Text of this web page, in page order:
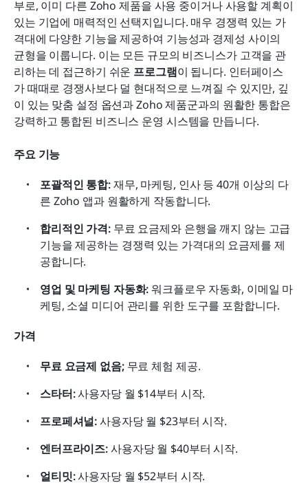
부로, 이미 다른 Zoho 제품을 사용 중이거나 사용할 계획이
있는 기업에 매력적인 선택지입니다. 매우 경쟁력 있는 가
격대에 다양한 기능을 제공하여 기능성과 경제성 사이의
균형을 이룹니다. 이는 모든 규모의 비즈니스가 고객을 관
리하는 데 접근하기 쉬운 프로그램이 됩니다. 인터페이스
가 때때로 경쟁사보다 덜 현대적으로 느껴질 수 있지만, 깊
이 있는 맞춤 설정 옵션과 Zoho 제품군과의 원활한 통합은
강력하고 통합된 비즈니스 운영 시스템을 만듭니다.
주요 기능
포괄적인 통합: 재무, 마케팅, 인사 등 40개 이상의 다
른 Zoho 앱과 원활하게 작동합니다.
합리적인 가격: 무료 요금제와 은행을 깨지 않는 고급
기능을 제공하는 경쟁력 있는 가격대의 요금제를 제
공합니다.
영업 및 마케팅 자동화: 워크플로우 자동화, 이메일 마
케팅, 소셜 미디어 관리를 위한 도구를 포함합니다.
가격
무료 요금제 없음; 무료 체험 제공.
스타터: 사용자당 월 $14부터 시작.
프로페셔널: 사용자당 월 $23부터 시작.
엔터프라이즈: 사용자당 월 $40부터 시작.
얼티밋: 사용자당 월 $52부터 시작.